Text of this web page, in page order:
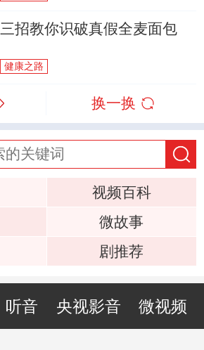
三招教你识破真假全麦面包
健康之路
换一换
视频百科
微故事
剧推荐
听音 央视影音 微视频